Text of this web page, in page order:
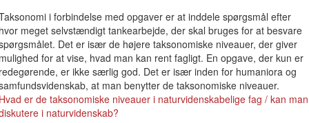
i forbindelse med opgaver er at inddele spørgsmål efter
meget selvstændigt tankearbejde, der skal bruges for at besvare
Det er især de højere taksonomiske niveauer, der giver
for at vise, hvad man kan rent fagligt. En opgave, der kun er
er ikke særlig god. Det er især inden for humaniora og
at man benytter de taksonomiske niveauer.
er de taksonomiske niveauer i naturvidenskabelige fag / kan man
i naturvidenskab?